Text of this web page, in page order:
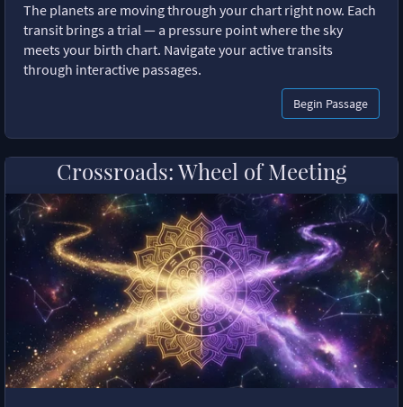
The planets are moving through your chart right now. Each
transit brings a trial — a pressure point where the sky
meets your birth chart. Navigate your active transits
through interactive passages.
Begin Passage
Crossroads: Wheel of Meeting